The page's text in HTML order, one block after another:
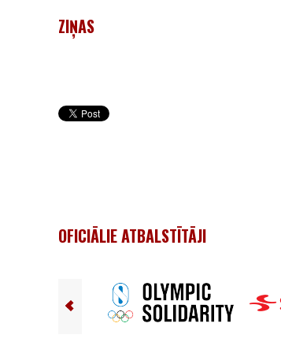
ZIŅAS
OFICIĀLIE ATBALSTĪTĀJI